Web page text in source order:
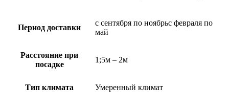
Период доставки
с сентября по ноябрьс февраля по
май
Расстояние при
посадке
1;5м – 2м
Тип климата Умеренный климат